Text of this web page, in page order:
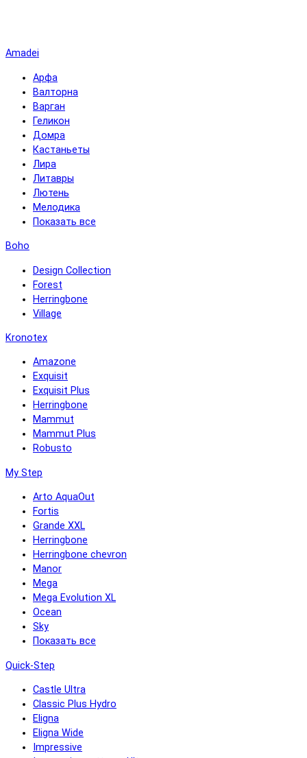
Amadei
Арфа
Валторна
Варган
Геликон
Домра
Кастаньеты
Лира
Литавры
Лютень
Мелодика
Показать все
Boho
Design Collection
Forest
Herringbone
Village
Kronotex
Amazone
Exquisit
Exquisit Plus
Herringbone
Mammut
Mammut Plus
Robusto
My Step
Arto AquaOut
Fortis
Grande XXL
Herringbone
Herringbone chevron
Manor
Mega
Mega Evolution XL
Ocean
Sky
Показать все
Quick-Step
Castle Ultra
Classic Plus Hydro
Eligna
Eligna Wide
Impressive